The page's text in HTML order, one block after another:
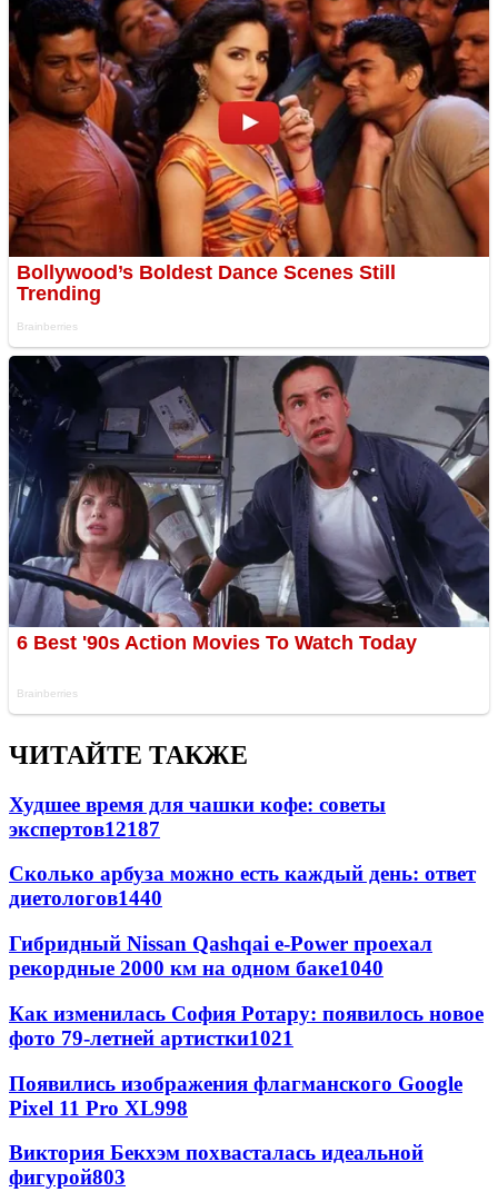
ЧИТАЙТЕ ТАКЖЕ
Худшее время для чашки кофе: советы
экспертов12187
Сколько арбуза можно есть каждый день: ответ
диетологов1440
Гибридный Nissan Qashqai e-Power проехал
рекордные 2000 км на одном баке1040
Как изменилась София Ротару: появилось новое
фото 79-летней артистки1021
Появились изображения флагманского Google
Pixel 11 Pro XL998
Виктория Бекхэм похвасталась идеальной
фигурой803